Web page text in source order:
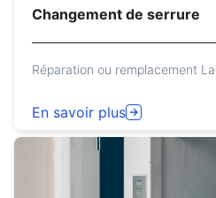
Changement de serrure
Réparation ou remplacement
En savoir plus